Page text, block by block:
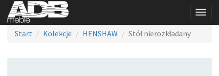
Start
Kolekcje HENSHAW Stół nierozkładany